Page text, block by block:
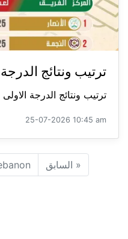
ترتيب ونتائج
ترتيب ونتائج الدرجة الاولى
25-07-2026 10:45 am
« السابق